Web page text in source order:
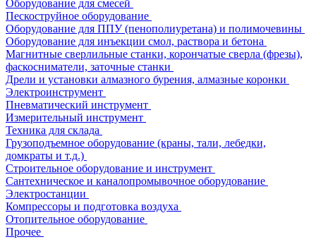
Оборудование для смесей
Пескоструйное оборудование
Оборудование для ППУ (пенополиуретана) и полимочевины
Оборудование для инъекции смол, раствора и бетона
Магнитные сверлильные станки, корончатые сверла (фрезы),
фаскосниматели, заточные станки
Дрели и установки алмазного бурения, алмазные коронки
Электроинструмент
Пневматический инструмент
Измерительный инструмент
Техника для склада
Грузоподъемное оборудование (краны, тали, лебедки,
домкраты и т.д.)
Строительное оборудование и инструмент
Сантехническое и каналопромывочное оборудование
Электростанции
Компрессоры и подготовка воздуха
Отопительное оборудование
Прочее